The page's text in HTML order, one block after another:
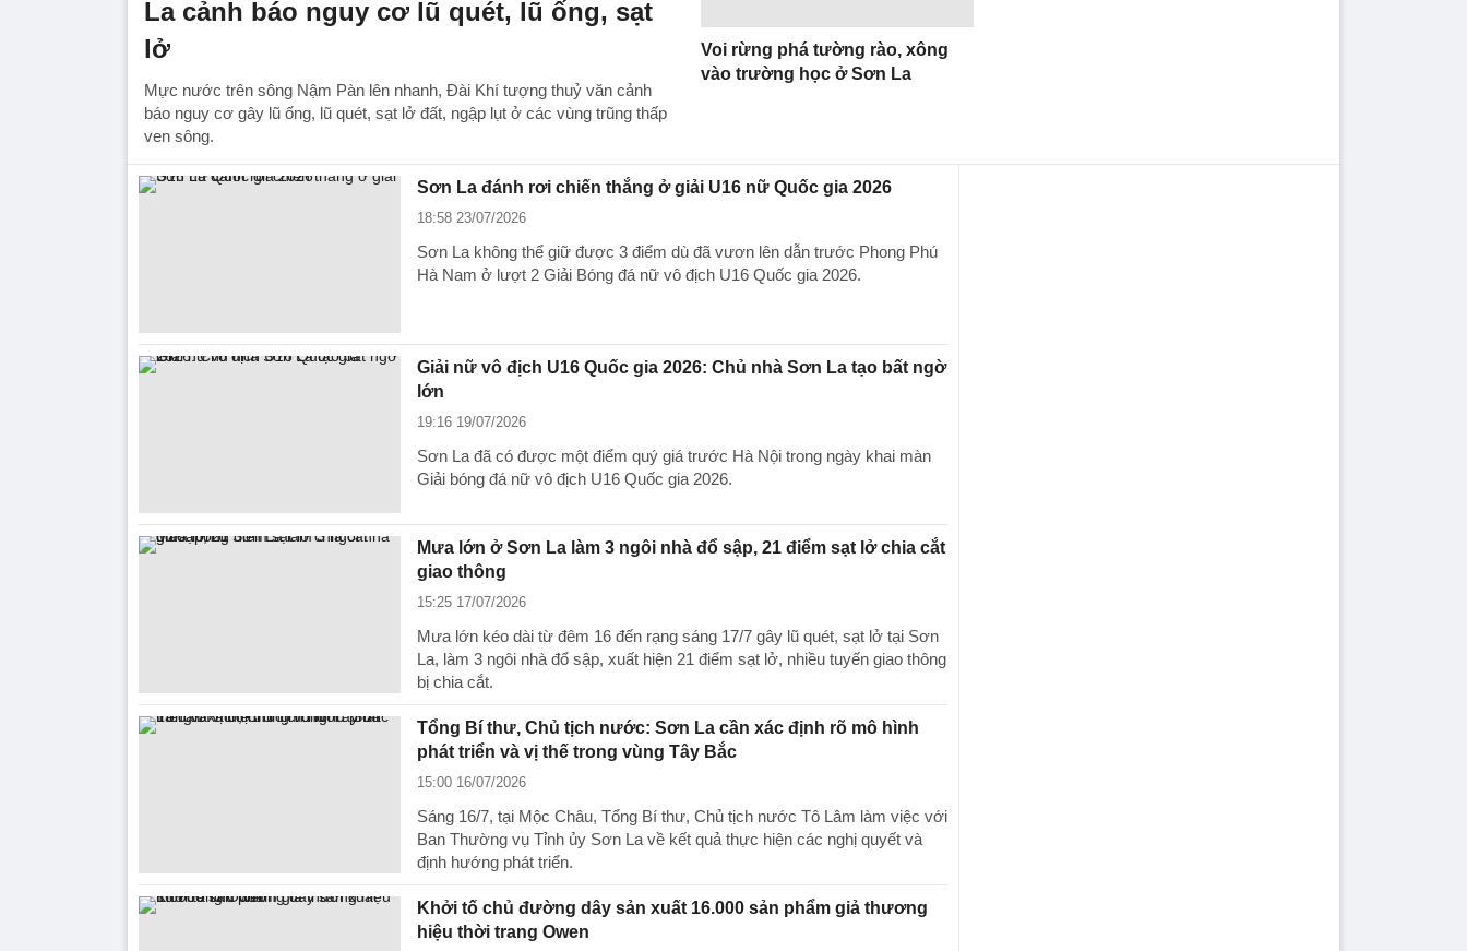
La cảnh báo nguy cơ lũ quét, lũ ống, sạt
lở
Mực nước trên sông Nậm Pàn lên nhanh, Đài Khí tượng thuỷ văn cảnh
báo nguy cơ gây lũ ống, lũ quét, sạt lở đất, ngập lụt ở các vùng trũng thấp
ven sông.
Voi rừng phá tường rào, xông
vào trường học ở Sơn La
Sơn La đánh rơi chiến thắng ở giải U16 nữ Quốc gia 2026
18:58 23/07/2026
Sơn La không thể giữ được 3 điểm dù đã vươn lên dẫn trước Phong Phú
Hà Nam ở lượt 2 Giải Bóng đá nữ vô địch U16 Quốc gia 2026.
Giải nữ vô địch U16 Quốc gia 2026: Chủ nhà Sơn La tạo bất ngờ
lớn
19:16 19/07/2026
Sơn La đã có được một điểm quý giá trước Hà Nội trong ngày khai màn
Giải bóng đá nữ vô địch U16 Quốc gia 2026.
Mưa lớn ở Sơn La làm 3 ngôi nhà đổ sập, 21 điểm sạt lở chia cắt
giao thông
15:25 17/07/2026
Mưa lớn kéo dài từ đêm 16 đến rạng sáng 17/7 gây lũ quét, sạt lở tại Sơn
La, làm 3 ngôi nhà đổ sập, xuất hiện 21 điểm sạt lở, nhiều tuyến giao thông
bị chia cắt.
Tổng Bí thư, Chủ tịch nước: Sơn La cần xác định rõ mô hình
phát triển và vị thế trong vùng Tây Bắc
15:00 16/07/2026
Sáng 16/7, tại Mộc Châu, Tổng Bí thư, Chủ tịch nước Tô Lâm làm việc với
Ban Thường vụ Tỉnh ủy Sơn La về kết quả thực hiện các nghị quyết và
định hướng phát triển.
Khởi tố chủ đường dây sản xuất 16.000 sản phẩm giả thương
hiệu thời trang Owen